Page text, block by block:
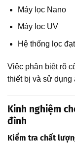
Máy lọc Nano
Máy lọc UV
Hệ thống lọc
Việc phân biệt rõ
thiết bị và sử dụng
Kinh nghiệm
đình
Kiểm tra chất